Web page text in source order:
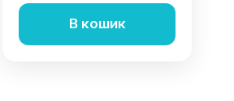
В кошик